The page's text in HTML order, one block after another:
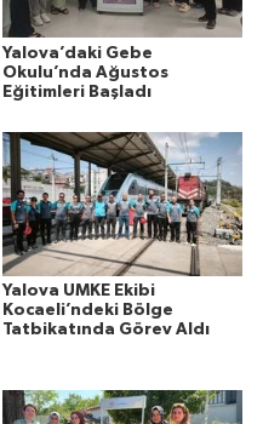
Yalova’daki Gebe
Okulu’nda Ağustos
Eğitimleri Başladı
Yalova UMKE Ekibi
Kocaeli’ndeki Bölge
Tatbikatında Görev Aldı